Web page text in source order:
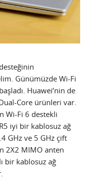
Günümüzde Wi-Fi
Huawei’nin de
Core ürünleri var.
Wi-Fi 6 destekli
iyi bir kablosuz ağ
GHz ve 5 GHz çift
2X2 MIMO anten
bir kablosuz ağ